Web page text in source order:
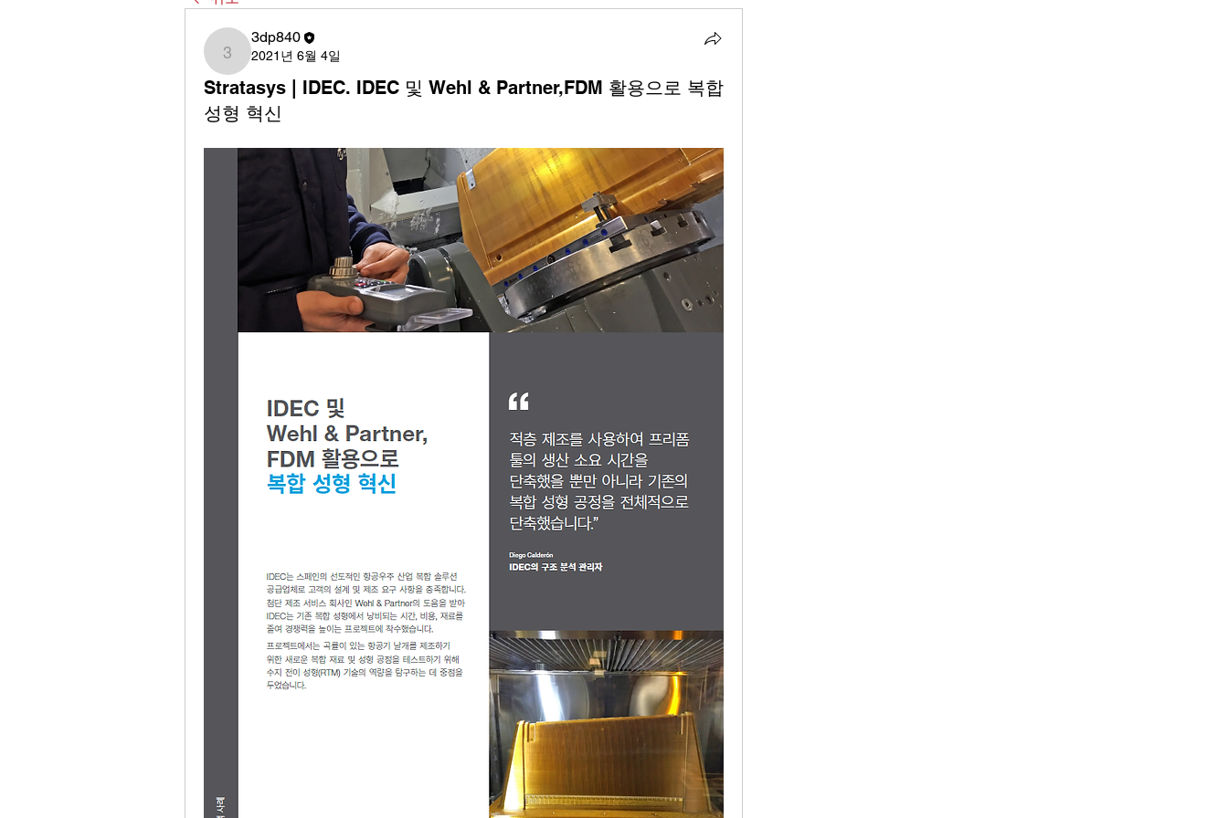
3dp840
3dp840
2021년 6월 4일
Stratasys | IDEC. IDEC 및 Wehl & Partner,FDM 활용으로 복합
성형 혁신